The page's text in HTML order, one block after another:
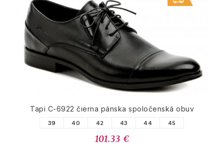
Tapi C-6922 čierna pánska spoločenská obuv
39 40 42 43 44 45
101.33 €